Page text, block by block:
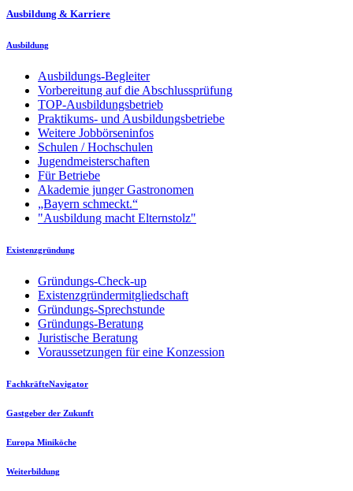
Ausbildung & Karriere
Ausbildung
Ausbildungs-Begleiter
Vorbereitung auf die Abschlussprüfung
TOP-Ausbildungsbetrieb
Praktikums- und Ausbildungsbetriebe
Weitere Jobbörseninfos
Schulen / Hochschulen
Jugendmeisterschaften
Für Betriebe
Akademie junger Gastronomen
„Bayern schmeckt.“
"Ausbildung macht Elternstolz"
Existenzgründung
Gründungs-Check-up
Existenzgründermitgliedschaft
Gründungs-Sprechstunde
Gründungs-Beratung
Juristische Beratung
Voraussetzungen für eine Konzession
FachkräfteNavigator
Gastgeber der Zukunft
Europa Miniköche
Weiterbildung